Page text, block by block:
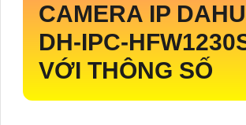
CAMERA IP
DH-IPC-
VỚI THÔNG SỐ